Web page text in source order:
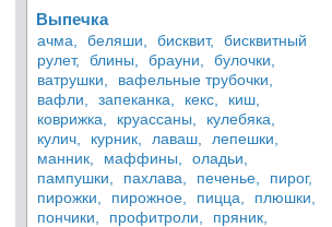
Выпечка
ачма, беляши, бисквит,
бисквитный
рулет,
блины, брауни,
булочки,
ватрушки,
вафельные трубочки,
вафли,
запеканка, кекс,
киш,
коврижка,
круассаны,
кулебяка,
кулич,
курник, лаваш,
лепешки,
манник,
маффины,
оладьи,
пампушки,
пахлава, печенье,
пирог,
пирожки,
пирожное, пицца,
плюшки,
пончики,
профитроли,
пряник,